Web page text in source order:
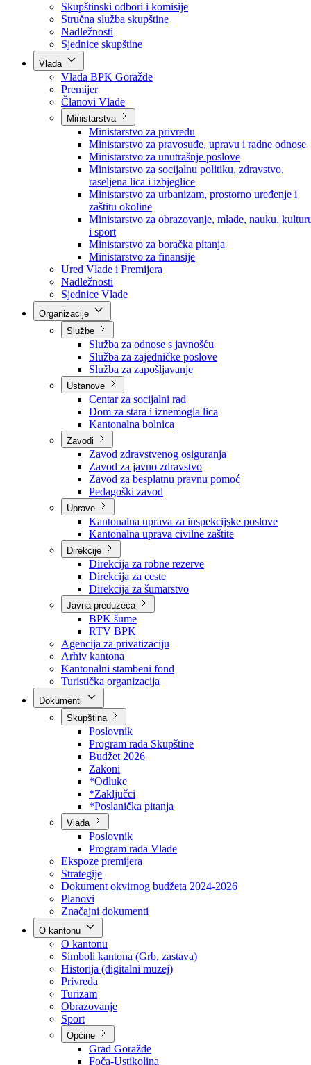
Poslanici po strankama
Poslanici po klubovima naroda
Kolegij skupštine
Skupštinski odbori i komisije
Stručna služba skupštine
Nadležnosti
Sjednice skupštine
Vlada
Vlada BPK Goražde
Premijer
Članovi Vlade
Ministarstva
Ministarstvo za privredu
Ministarstvo za pravosuđe, upravu i radne odnose
Ministarstvo za unutrašnje poslove
Ministarstvo za socijalnu politiku, zdravstvo,
raseljena lica i izbjeglice
Ministarstvo za urbanizam, prostorno uređenje i
zaštitu okoline
Ministarstvo za obrazovanje, mlade, nauku,
i sport
Ministarstvo za boračka pitanja
Ministarstvo za finansije
Ured Vlade i Premijera
Nadležnosti
Sjednice Vlade
Službe
Služba za odnose s javnošću
Služba za zajedničke poslove
Služba za zapošljavanje
Ustanove
Centar za socijalni rad
Dom za stara i iznemogla lica
Kantonalna bolnica
Zavodi
Zavod zdravstvenog osiguranja
Zavod za javno zdravstvo
Zavod za besplatnu pravnu pomoć
Pedagoški zavod
Uprave
Kantonalna uprava za inspekcijske poslove
Kantonalna uprava civilne zaštite
Direkcije
Direkcija za robne rezerve
Direkcija za ceste
Direkcija za šumarstvo
Javna preduzeća
BPK šume
RTV BPK
Agencija za privatizaciju
Arhiv kantona
Kantonalni stambeni fond
Turistička organizacija
Skupština
Poslovnik
Program rada Skupštine
Budžet 2026
Zakoni
*Odluke
*Zaključci
*Poslanička pitanja
Vlada
Poslovnik
Program rada Vlade
Ekspoze premijera
Strategije
Dokument okvirnog budžeta 2024-2026
Planovi
Značajni dokumenti
O kantonu
O kantonu
Simboli kantona (Grb, zastava)
Historija (digitalni muzej)
Privreda
Turizam
Obrazovanje